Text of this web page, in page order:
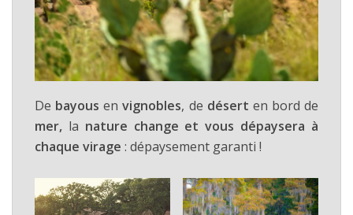
De bayous envignobles, de désert en bord de
mer, la nature change et vous dépaysera à
chaque virage : dépaysement garanti !